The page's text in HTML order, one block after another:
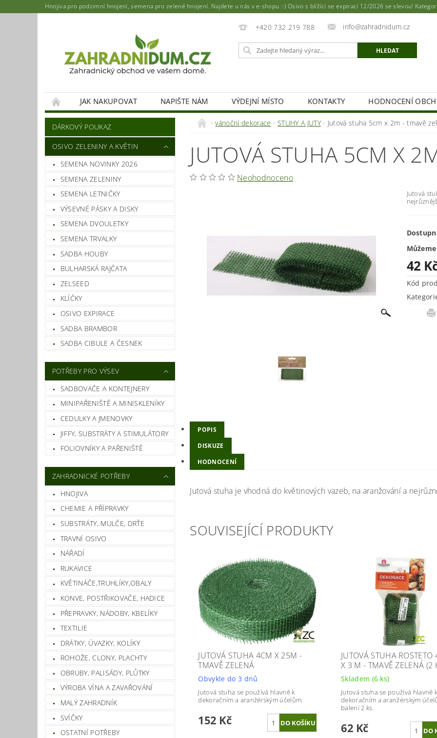
Hnojiva pro podzimní hnojení, semena pro zelené hnojení. Najdete u nás v e-shopu :-) Osivo s blížící se expirací 12/2026 se slevou! Kategorie
+420 732 219 788 info@zahradnidum.cz
JAK NAKUPOVAT NAPIŠTE NÁM VÝDEJNÍ MÍSTO KONTAKTY HODNOCENÍ
DÁRKOVÝ POUKAZ
OSIVO ZELENINY A KVĚTIN
SEMENA NOVINKY 2026
SEMENA ZELENINY
SEMENA LETNIČKY
VÝSEVNÉ PÁSKY A DISKY
SEMENA DVOULETKY
SEMENA TRVALKY
SADBA HOUBY
BULHARSKÁ RAJČATA
ZELSEED
KLÍČKY
OSIVO EXPIRACE
SADBA BRAMBOR
SADBA CIBULE A ČESNEK
POTŘEBY PRO VÝSEV
SADBOVAČE A KONTEJNERY
MINIPAŘENIŠTĚ A MINISKLENÍKY
CEDULKY A JMENOVKY
JIFFY, SUBSTRÁTY A STIMULÁTORY
FOLIOVNÍKY A PAŘENIŠTĚ
ZAHRADNICKÉ POTŘEBY
HNOJIVA
CHEMIE A PŘÍPRAVKY
SUBSTRÁTY, MULČE, DRŤE
TRAVNÍ OSIVO
NÁŘADÍ
RUKAVICE
KVĚTINÁČE,TRUHLÍKY,OBALY
KONVE, POSTŘIKOVAČE, HADICE
PŘEPRAVKY, NÁDOBY, KBELÍKY
TEXTILIE
DRÁTKY, ÚVAZKY, KOLÍKY
ROHOŽE, CLONY, PLACHTY
OBRUBY, PALISÁDY, PLŮTKY
VÝROBA VÍNA A ZAVAŘOVÁNÍ
MALÝ ZAHRADNÍK
SVÍČKY
OSTATNÍ POTŘEBY
vánoční dekorace STUHY A JUTY Jutová stuha 5cm x 2m - tmavě
JUTOVÁ STUHA 5CM X
Neohodnoceno
Jutová
42
Kód
POPIS
DISKUZE
HODNOCENÍ
Jutová stuha je vhodná do květinových vazeb, na aranžování a
SOUVISEJÍCÍ PRODUKTY
JUTOVÁ STUHA 4CM X 25M -
TMAVĚ ZELENÁ
Obvykle do 3 dnů
Jutová stuha se používá hlavně k
dekoračním a aranžérským účelům.
152 Kč
JUTOVÁ STUHA ROSTETO
X 3 M - TMAVĚ ZELENÁ (2
Skladem (6 ks)
Jutová stuha se používá hlavně
dekoračním a aranžérským
balení 2 ks.
62 Kč